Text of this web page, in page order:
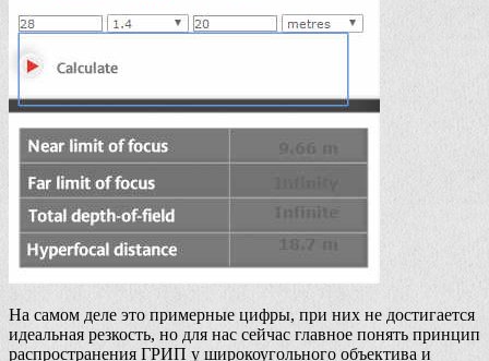
На самом деле это примерные цифры, при них не достигается
идеальная резкость, но для нас сейчас главное понять принцип
распространения ГРИП у широкоугольного объектива и